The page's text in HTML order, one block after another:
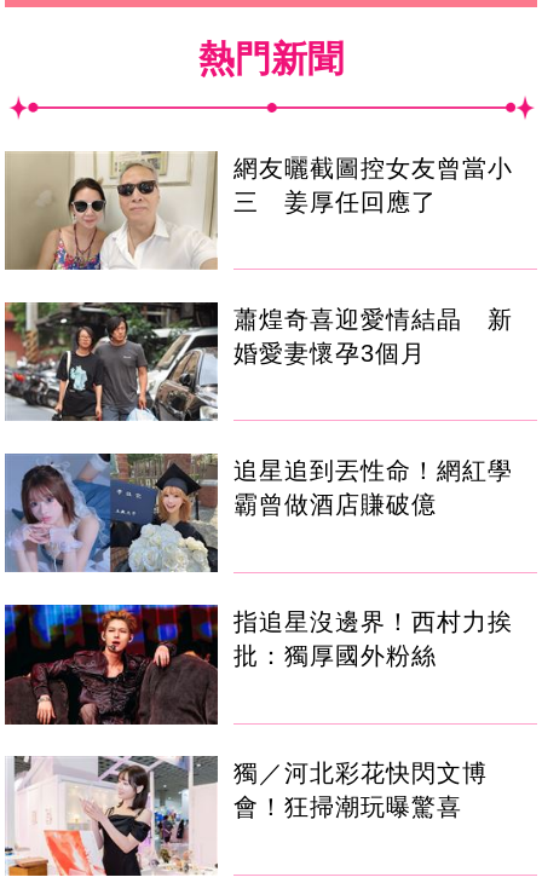
熱門新聞
網友曬截圖控女友曾當小
三 姜厚任回應了
蕭煌奇喜迎愛情結晶 新
婚愛妻懷孕3個月
追星追到丟性命！網紅學
霸曾做酒店賺破億
指追星沒邊界！西村力挨
批：獨厚國外粉絲
獨／河北彩花快閃文博
會！狂掃潮玩曝驚喜